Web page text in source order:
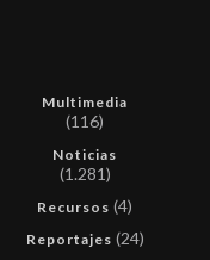
Multimedia
(116)
Noticias
(1.281)
Recursos (4)
Reportajes (24)